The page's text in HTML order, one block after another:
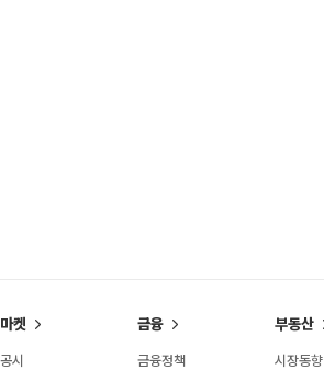
마켓
공시
금융
금융정책
부동산
시장동향